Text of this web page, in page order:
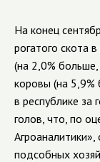
На конец
рогатого скота
(на 2,0%
коровы (на 5,9%
в республике за
голов, что, по
подсобных